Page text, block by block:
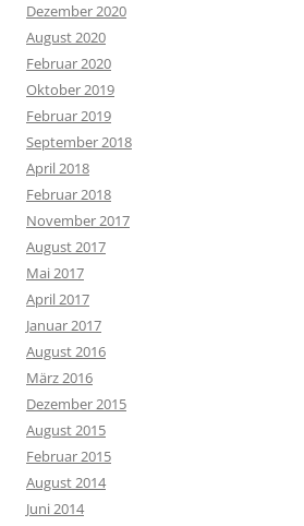
Dezember 2020
August 2020
Februar 2020
Oktober 2019
Februar 2019
September 2018
April 2018
Februar 2018
November 2017
August 2017
Mai 2017
April 2017
Januar 2017
August 2016
März 2016
Dezember 2015
August 2015
Februar 2015
August 2014
Juni 2014